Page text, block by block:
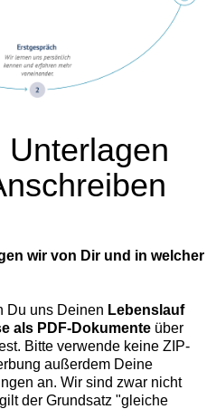
wir von Dir und in welcher
Du uns Deinen Lebenslauf
als PDF-Dokumente über
Bitte verwende keine ZIP-
außerdem Deine
an. Wir sind zwar nicht
der Grundsatz "gleiche